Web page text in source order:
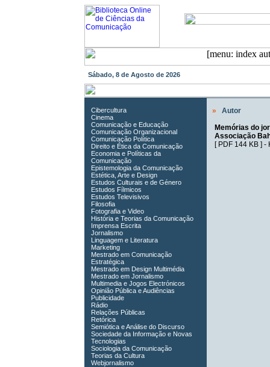
Sábado, 8 de Agosto de 2026
Cibercultura
Cinema
Comunicação e Educação
Comunicação Organizacional
Comunicação Política
Direito e Ética da Comunicação
Economia e Políticas da
Comunicação
Epistemologia da Comunicação
Estética, Arte e Design
Estudos Culturais e de Género
Estudos Fílmicos
Estudos Televisivos
Filosofia
Fotografia e Video
História e Teorias da Comunicação
Imprensa Escrita
Jornalismo
Linguagem e Literatura
Marketing
Mestrado em Comunicação
Estratégica
Mestrado em Design Multimédia
Mestrado em Jornalismo
Multimedia e Jogos Electrónicos
Opinião Pública e Audiências
Publicidade
Rádio
Relações Públicas
Retórica
Semiótica e Análise do Discurso
Sociedade da Informação e Novas
Tecnologias
Sociologia da Comunicação
Teorias da Cultura
Webjornalismo
»
Autor
Memórias do
Associação
[ PDF 144 KB] -